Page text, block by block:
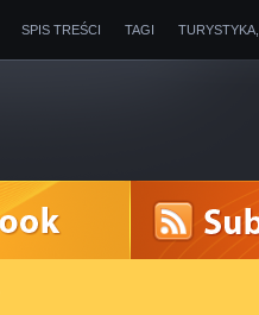
SPIS TREŚCI TAGI